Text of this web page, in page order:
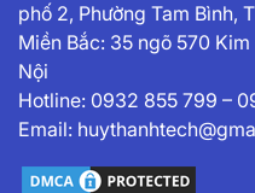
phố 2, Phường Tam Bình,
Miền Bắc: 35 ngõ 570
Nội
Hotline: 0932 855 799 –
Email: